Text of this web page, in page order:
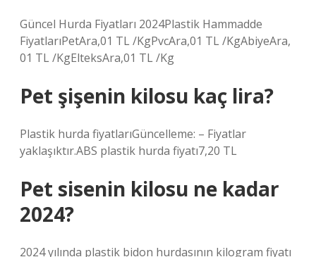
Güncel Hurda Fiyatları 2024Plastik Hammadde
FiyatlarıPetAra,01 TL /KgPvcAra,01 TL /KgAbiyeAra,
01 TL /KgElteksAra,01 TL /Kg
Pet şişenin kilosu kaç lira?
Plastik hurda fiyatlarıGüncelleme: – Fiyatlar
yaklaşıktır.ABS plastik hurda fiyatı7,20 TL
Pet sisenin kilosu ne kadar
2024?
2024 yılında plastik bidon hurdasının kilogram fiyatı